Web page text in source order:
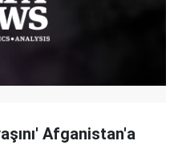
Afganistan'a